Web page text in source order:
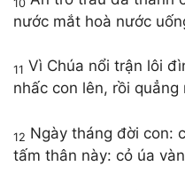
10
nước mắt hoà nước
11 Vì Chúa nổi trận lôi
nhấc con lên, rồi quẳng
12 Ngày tháng đời con:
tấm thân này: cỏ úa